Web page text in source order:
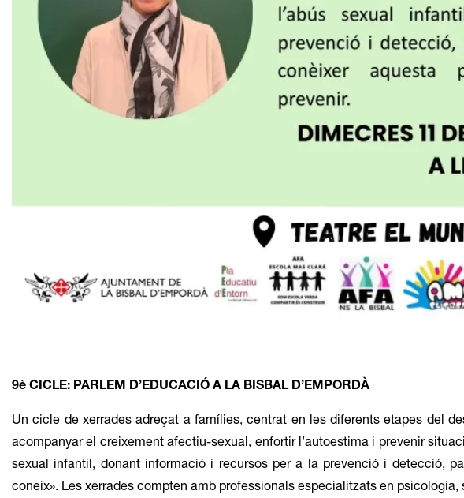
9è CICLE: PARLEM D’EDUCACIÓ A LA BISBAL D’EMPORDÀ
Un cicle de xerrades adreçat a famílies, centrat en les diferents etapes del
acompanyar el creixement afectiu-sexual, enfortir l’autoestima i prevenir
sexual infantil, donant informació i recursos per a la prevenció i detecció,
coneix». Les xerrades compten amb professionals especialitzats en